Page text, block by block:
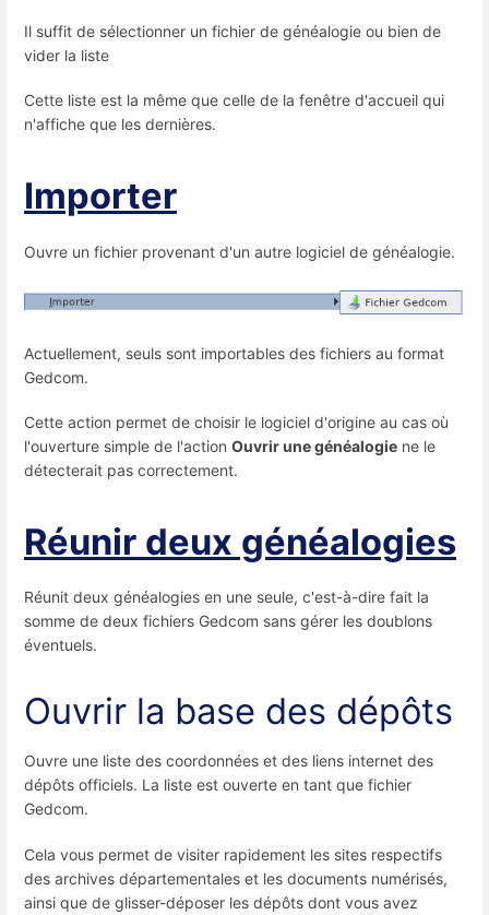
Il suffit de sélectionner un fichier de généalogie ou bien de
vider la liste
Cette liste est la même que celle de la fenêtre d'accueil qui
n'affiche que les dernières.
Importer
Ouvre un fichier provenant d'un autre logiciel de généalogie.
Actuellement, seuls sont importables des fichiers au format
Gedcom.
Cette action permet de choisir le logiciel d'origine au cas où
l'ouverture simple de l'action Ouvrir une généalogie ne le
détecterait pas correctement.
Réunir deux généalogies
Réunit deux généalogies en une seule, c'est-à-dire fait la
somme de deux fichiers Gedcom sans gérer les doublons
éventuels.
Ouvrir la base des dépôts
Ouvre une liste des coordonnées et des liens internet des
dépôts officiels. La liste est ouverte en tant que fichier
Gedcom.
Cela vous permet de visiter rapidement les sites respectifs
des archives départementales et les documents numérisés,
ainsi que de glisser-déposer les dépôts dont vous avez